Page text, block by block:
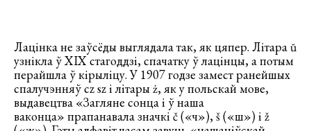
Лацінка не заўсёды выглядала так, як цяпер. Літара ŭ
узнікла ў ХІХ стагоддзі, спачатку ў лацінцы, а потым
перайшла ў кірыліцу. У 1907 годзе замест ранейшых
спалучэнняў cz sz і літары ż, як у польскай мове,
выдавецтва «Загляне сонца і ў наша
ваконца» прапанавала значкі č («ч»), š («ш») і ž